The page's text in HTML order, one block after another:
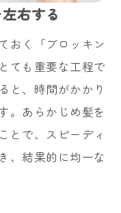
右する
おく「ブロッキン
ても重要な工程で
と、時間がかかり
。あらかじめ髪を
とで、スピーディ
、結果的に均一な